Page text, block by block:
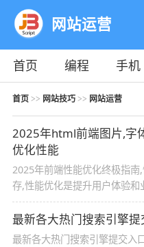
网站运营
首页 编程 手机
教程
平面 服务器
首页>> 网站技巧>> 网站运营
2025年html前端图片,字
优化性能
2025年前端性能优化终极指南
存,性能优化是提升用户体验
性能指标、采用按需加载、云
更快的应用,关键在于每周小步
馈验证
最新各大热门搜索引擎
最新各大热门搜索引擎提交入